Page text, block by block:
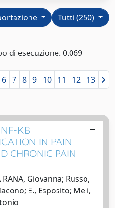
Tutti (250)
di esecuzione: 0.069
6 7 8 9 10 11 12 13
KB
IN PAIN
CHRONIC PAIN
RANA, Giovanna; Russo,
E., Esposito; Meli,